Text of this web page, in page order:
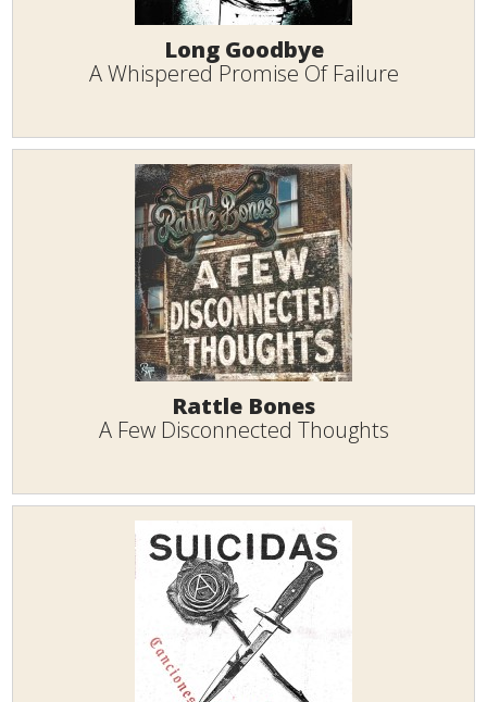
Long Goodbye
A Whispered Promise Of Failure
Rattle Bones
A Few Disconnected Thoughts